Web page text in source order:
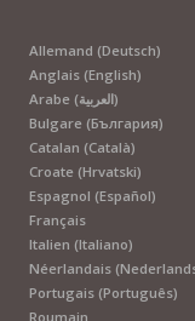
Allemand (Deutsch)
Anglais (English)
Arabe (العربية)
Bulgare (България)
Catalan (Català)
Croate (Hrvatski)
Espagnol (Español)
Français
Italien (Italiano)
Néerlandais
Portugais (Português)
Roumain